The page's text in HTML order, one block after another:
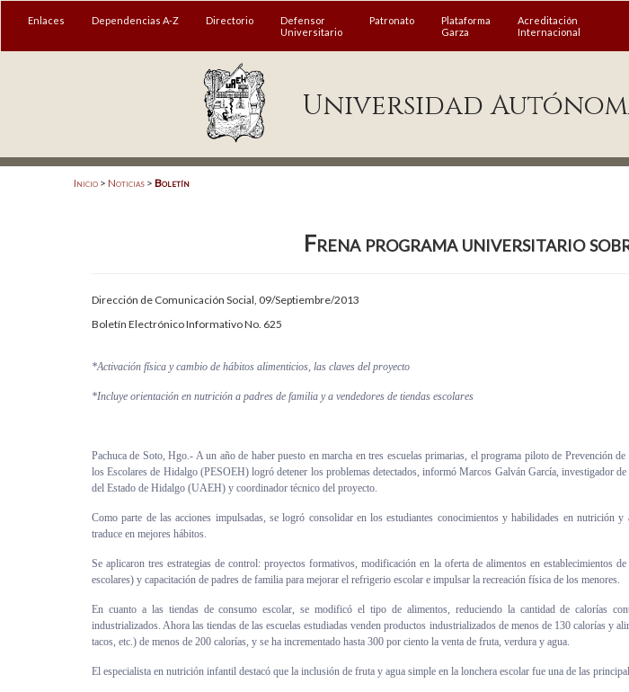
MENÚ
Acreditación Internacional
Enlaces Dependencias A-Z Directorio
Defensor
Universitario
Patronato
Plataforma
Garza
Acreditación
Internacional
Universidad
Inicio > Noticias > Boletín
Frena programa universitario
Dirección de Comunicación Social, 09/Septiembre/2013
Boletín Electrónico Informativo No. 625
*Activación física y cambio de hábitos alimenticios, las claves del proyecto
*Incluye orientación en nutrición a padres de familia y a vendedores de tiendas escolares
Pachuca de Soto, Hgo.- A un año de haber puesto en marcha en tres escuelas primarias, el programa piloto de Prevención
los Escolares de Hidalgo (PESOEH) logró detener los problemas detectados, informó Marcos Galván García, investigador
del Estado de Hidalgo (UAEH) y coordinador técnico del proyecto.
Como parte de las acciones impulsadas, se logró consolidar en los estudiantes conocimientos y habilidades en nutrición
traduce en mejores hábitos.
Se aplicaron tres estrategias de control: proyectos formativos, modificación en la oferta de alimentos en establecimientos
escolares) y capacitación de padres de familia para mejorar el refrigerio escolar e impulsar la recreación física de los menores.
En cuanto a las tiendas de consumo escolar, se modificó el tipo de alimentos, reduciendo la cantidad de calorías
industrializados. Ahora las tiendas de las escuelas estudiadas venden productos industrializados de menos de 130 calorías y
tacos, etc.) de menos de 200 calorías, y se ha incrementado hasta 300 por ciento la venta de fruta, verdura y agua.
El especialista en nutrición infantil destacó que la inclusión de fruta y agua simple en la lonchera escolar fue una de las